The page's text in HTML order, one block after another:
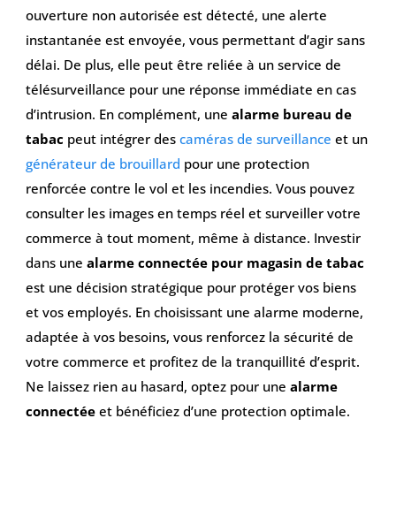
ouverture non autorisée est détecté, une alerte
instantanée est envoyée, vous permettant d’agir sans
délai. De plus, elle peut être reliée à un service de
télésurveillance pour une réponse immédiate en cas
d’intrusion. En complément, une alarme bureau de
tabac peut intégrer des caméras de surveillance et un
générateur de brouillard pour une protection
renforcée contre le vol et les incendies. Vous pouvez
consulter les images en temps réel et surveiller votre
commerce à tout moment, même à distance. Investir
dans une alarme connectée pour magasin de tabac
est une décision stratégique pour protéger vos biens
et vos employés. En choisissant une alarme moderne,
adaptée à vos besoins, vous renforcez la sécurité de
votre commerce et profitez de la tranquillité d’esprit.
Ne laissez rien au hasard, optez pour une alarme
connectée et bénéficiez d’une protection optimale.